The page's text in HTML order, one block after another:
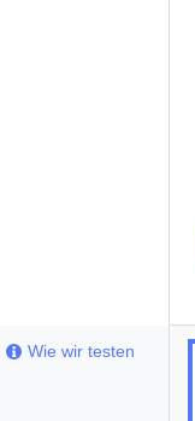
Wie wir testen